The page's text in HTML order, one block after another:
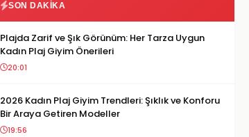
SON DAKIKA
Plajda Zarif ve Şık Görünüm: Her Tarza Uygun
Kadın Plaj Giyim Önerileri
20:01
2026 Kadın Plaj Giyim Trendleri: Şıklık ve Konforu
Bir Araya Getiren Modeller
19:56